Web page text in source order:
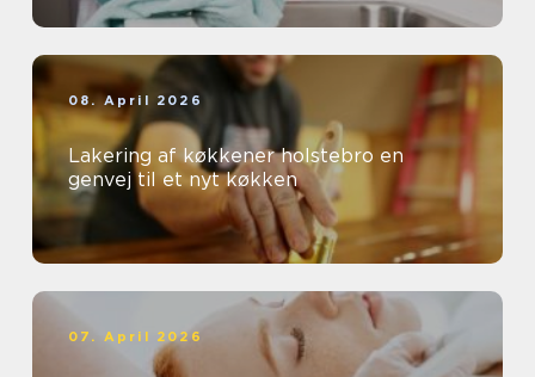
08. April 2026
Lakering af køkkener holstebro en
genvej til et nyt køkken
07. April 2026